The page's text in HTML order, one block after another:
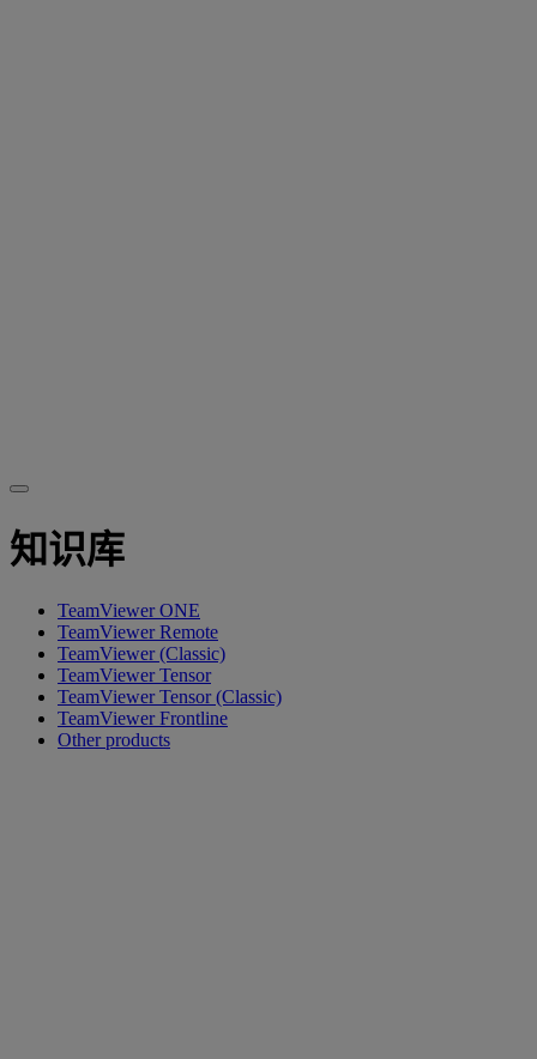
知识库
TeamViewer ONE
TeamViewer Remote
TeamViewer (Classic)
TeamViewer Tensor
TeamViewer Tensor (Classic)
TeamViewer Frontline
Other products